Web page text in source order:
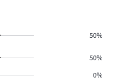
50%
50%
0%